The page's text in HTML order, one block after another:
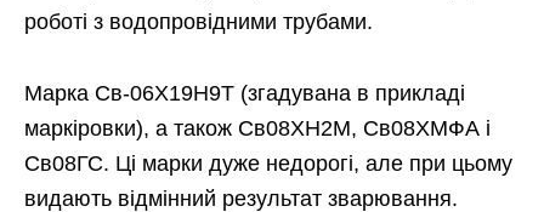
роботі з водопровідними трубами.
Марка Св-06Х19Н9Т (згадувана в прикладі
маркіровки), а також Св08ХН2М, Св08ХМФА і
Св08ГС. Ці марки дуже недорогі, але при цьому
видають відмінний результат зварювання.